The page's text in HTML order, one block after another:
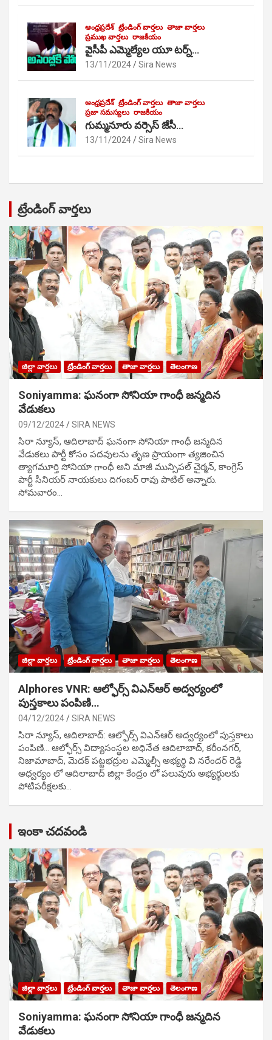
ఆంధ్రప్రదేశ్ ట్రేండింగ్ వార్తలు తాజా వార్తలు
ప్రముఖ వార్తలు రాజకీయం
వైసీపీ ఎమ్మెల్యేల యూ టర్న్…
13/11/2024 Sira News
ఆంధ్రప్రదేశ్ ట్రేండింగ్ వార్తలు తాజా వార్తలు
ప్రజా సమస్యలు రాజకీయం
గుమ్మనూరు వర్సెస్ జేసీ…
13/11/2024 Sira News
ట్రేండింగ్ వార్తలు
జిల్లా వార్తలు ట్రేండింగ్ వార్తలు తాజా వార్తలు తెలంగాణ
Soniyamma: ఘ‌నంగా సోనియా గాంధీ జ‌న్మ‌దిన
వేడుక‌లు
09/12/2024 SIRA NEWS
సిరా న్యూస్, ఆదిలాబాద్ ఘ‌నంగా సోనియా గాంధీ జ‌న్మ‌దిన
వేడుక‌లు పార్టీ కోసం ప‌ద‌వుల‌ను తృణ ప్రాయంగా త్య‌జించిన
త్యాగమూర్తి సోనియా గాంధీ అని మాజీ మున్సిప‌ల్ చైర్మ‌న్, కాంగ్రెస్
పార్టీ సీనియ‌ర్ నాయ‌కులు దిగంబ‌ర్ రావు పాటిల్ అన్నారు.
సోమవారం…
జిల్లా వార్తలు ట్రేండింగ్ వార్తలు తాజా వార్తలు తెలంగాణ
Alphores VNR: ఆల్ఫోర్స్ విఎన్ఆర్ అద్వర్యంలో
పుస్తకాలు పంపిణి…
04/12/2024 SIRA NEWS
సిరా న్యూస్, ఆదిలాబాద్: ఆల్ఫోర్స్ విఎన్ఆర్ అద్వర్యంలో పుస్తకాలు
పంపిణి… ఆల్ఫోర్స్ విద్యాసంస్థల అధినేత ఆదిలాబాద్, కరీంనగర్,
నిజామాబాద్, మెదక్ పట్టభద్రుల ఎమ్మెల్సీ అభ్యర్థి వి నరేందర్ రెడ్డి
అధ్వర్యం లో ఆదిలాబాద్ జిల్లా కేంద్రం లో పలువురు అభ్యర్థులకు
పోటిప‌రీక్ష‌ల‌కు…
ఇంకా చదవండి
జిల్లా వార్తలు ట్రేండింగ్ వార్తలు తాజా వార్తలు తెలంగాణ
Soniyamma: ఘ‌నంగా సోనియా గాంధీ జ‌న్మ‌దిన
వేడుక‌లు